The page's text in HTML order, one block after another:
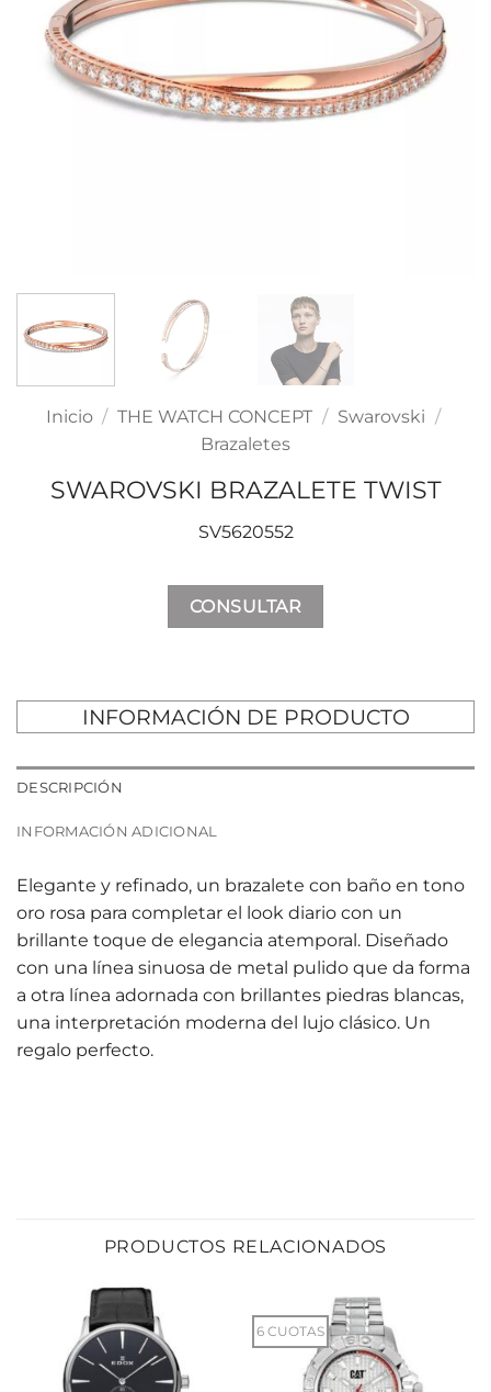
Inicio / THE WATCH CONCEPT / Swarovski /
Brazaletes
SWAROVSKI BRAZALETE TWIST
SV5620552
CONSULTAR
INFORMACIÓN DE PRODUCTO
DESCRIPCIÓN
INFORMACIÓN ADICIONAL
Elegante y refinado, un brazalete con baño en tono
oro rosa para completar el look diario con un
brillante toque de elegancia atemporal. Diseñado
con una línea sinuosa de metal pulido que da forma
a otra línea adornada con brillantes piedras blancas,
una interpretación moderna del lujo clásico. Un
regalo perfecto.
PRODUCTOS RELACIONADOS
6 CUOTAS